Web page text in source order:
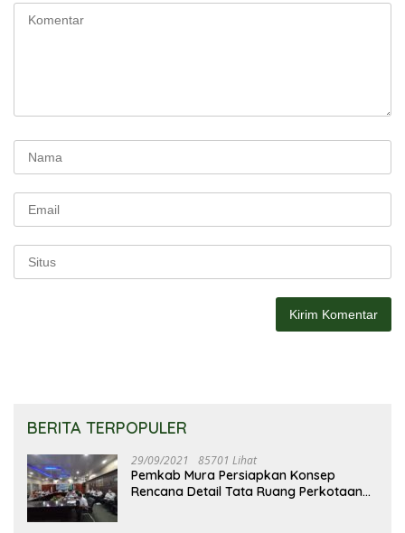
BERITA TERPOPULER
29/09/2021 85701 Lihat
Pemkab Mura Persiapkan Konsep
Rencana Detail Tata Ruang Perkotaan